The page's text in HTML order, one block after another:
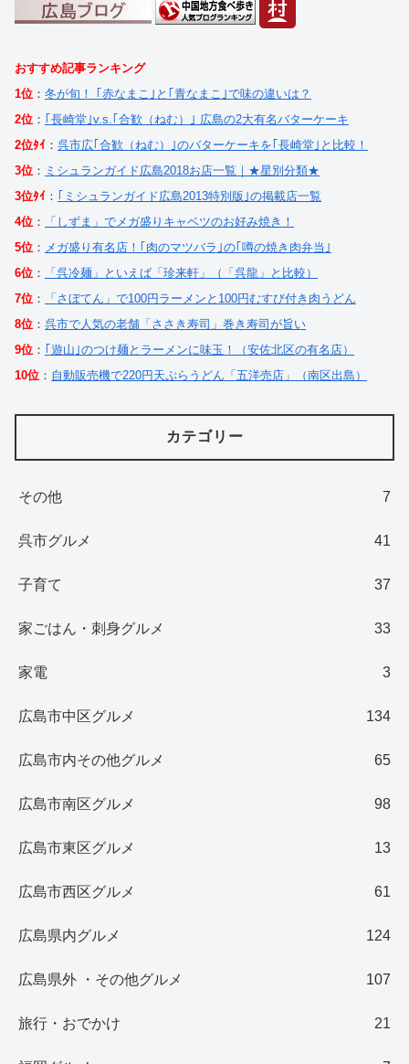
おすすめ記事ランキング
1位 ： 冬が旬！ ｢赤なまこ｣と｢青なまこ｣で味の違いは？
2位 ：
｢長崎堂｣v.s.｢合歓（ねむ）｣ 広島の2大有名バターケーキ
2位ﾀｲ ： 呉市広｢合歓（ねむ）｣のバターケーキを｢長崎堂｣と比較！
3位 ： ミシュランガイド広島2018お店一覧｜★星別分類★
3位ﾀｲ ：
｢ミシュランガイド広島2013特別版｣の掲載店一覧
4位 ：
「しずま」でメガ盛りキャベツのお好み焼き！
5位 ： メガ盛り有名店！｢肉のマツバラ｣の｢噂の焼き肉弁当｣
6位 ：
「呉冷麺」といえば「珍来軒」（「呉龍」と比較）
7位 ：
「さぼてん」で100円ラーメンと100円むすび付き肉うどん
8位 ： 呉市で人気の老舗「ささき寿司」巻き寿司が旨い
9位 ：
｢遊山｣のつけ麺とラーメンに味玉！（安佐北区の有名店）
10位 ： 自動販売機で220円天ぷらうどん「五洋売店」（南区出島）
カテゴリー
その他 7
呉市グルメ 41
子育て 37
家ごはん・刺身グルメ 33
家電 3
広島市中区グルメ 134
広島市内その他グルメ 65
広島市南区グルメ 98
広島市東区グルメ 13
広島市西区グルメ 61
広島県内グルメ 124
広島県外 ・その他グルメ 107
旅行・おでかけ 21